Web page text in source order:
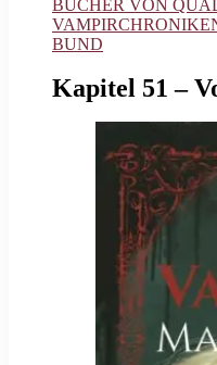
BÜCHER VON
BUND
Kapitel 51 –